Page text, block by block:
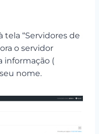
tela “Servidores de
o servidor
informação (
nome.